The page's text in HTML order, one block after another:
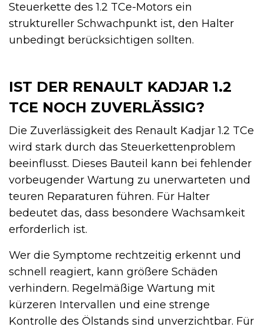
Steuerkette des 1.2 TCe-Motors ein
struktureller Schwachpunkt ist, den Halter
unbedingt berücksichtigen sollten.
IST DER RENAULT KADJAR 1.2
TCE NOCH ZUVERLÄSSIG?
Die Zuverlässigkeit des Renault Kadjar 1.2 TCe
wird stark durch das Steuerkettenproblem
beeinflusst. Dieses Bauteil kann bei fehlender
vorbeugender Wartung zu unerwarteten und
teuren Reparaturen führen. Für Halter
bedeutet das, dass besondere Wachsamkeit
erforderlich ist.
Wer die Symptome rechtzeitig erkennt und
schnell reagiert, kann größere Schäden
verhindern. Regelmäßige Wartung mit
kürzeren Intervallen und eine strenge
Kontrolle des Ölstands sind unverzichtbar. Für